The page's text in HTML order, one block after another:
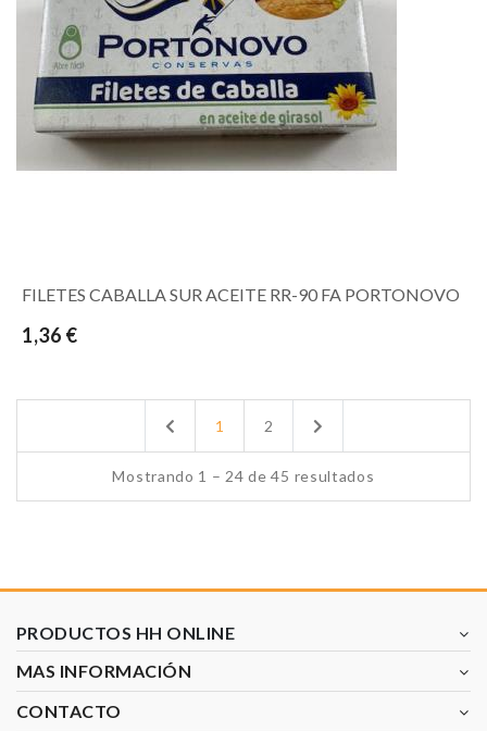
FILETES CABALLA SUR ACEITE RR-90 FA PORTONOVO
1,36 €
Previous
1 2 Next
Mostrando 1 – 24 de 45 resultados
PRODUCTOS HH ONLINE
MAS INFORMACIÓN
CONTACTO